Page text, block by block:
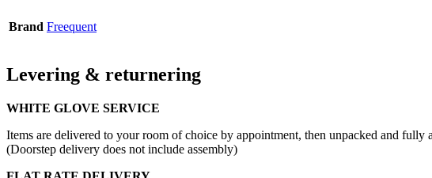
Brand Freequent
Levering & returnering
WHITE GLOVE SERVICE
Items are delivered to your room of choice by appointment, then unpacked and
(Doorstep delivery does not include assembly)